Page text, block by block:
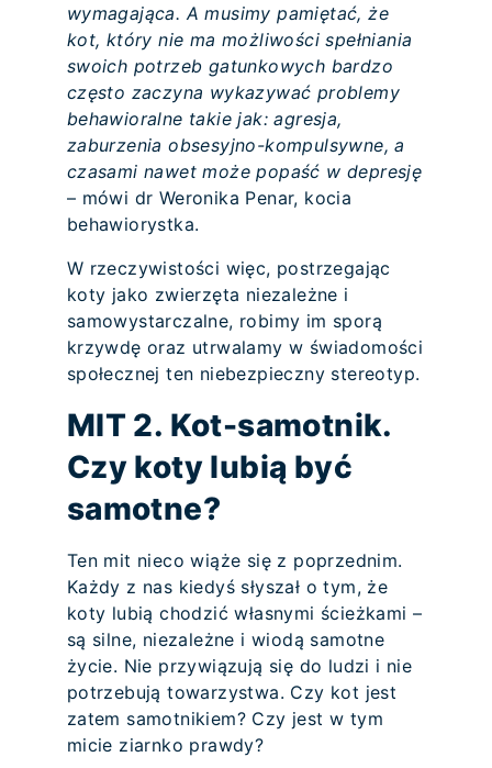
wymagająca. A musimy pamiętać, że
kot, który nie ma możliwości spełniania
swoich potrzeb gatunkowych bardzo
często zaczyna wykazywać problemy
behawioralne takie jak: agresja,
zaburzenia obsesyjno-kompulsywne, a
czasami nawet może popaść w depresję
– mówi dr Weronika Penar, kocia
behawiorystka.
W rzeczywistości więc, postrzegając
koty jako zwierzęta niezależne i
samowystarczalne, robimy im sporą
krzywdę oraz utrwalamy w świadomości
społecznej ten niebezpieczny stereotyp.
MIT 2. Kot-samotnik.
Czy koty lubią być
samotne?
Ten mit nieco wiąże się z poprzednim.
Każdy z nas kiedyś słyszał o tym, że
koty lubią chodzić własnymi ścieżkami –
są silne, niezależne i wiodą samotne
życie. Nie przywiązują się do ludzi i nie
potrzebują towarzystwa. Czy kot jest
zatem samotnikiem? Czy jest w tym
micie ziarnko prawdy?